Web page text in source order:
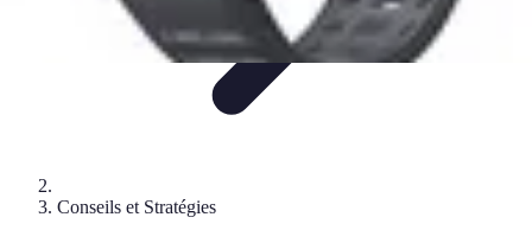
Conseils et Stratégies